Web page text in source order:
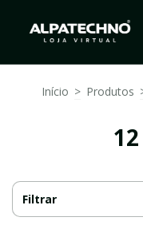
Início > Produtos
Filtrar